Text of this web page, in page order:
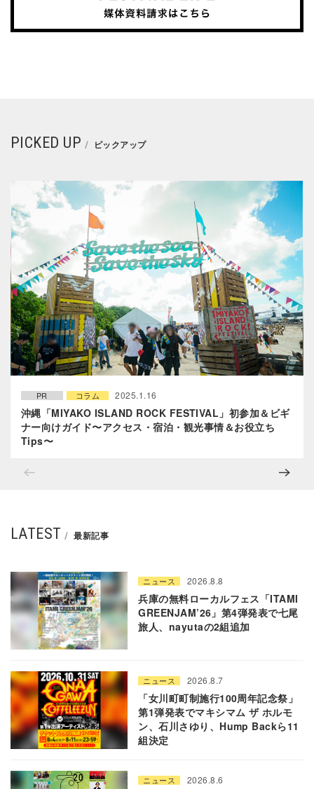
PICKED UP ピックアップ
PR コラム 2025.1.16
沖縄「MIYAKO ISLAND ROCK FESTIVAL」初参加＆ビギ
ナー向けガイド〜アクセス・宿泊・観光事情＆お役立ち
Tips〜
LATEST 最新記事
ニュース 2026.8.8
兵庫の無料ローカルフェス「ITAMI
GREENJAM’26」第4弾発表で七尾
旅人、nayutaの2組追加
ニュース 2026.8.7
「女川町町制施行100周年記念祭」
第1弾発表でマキシマム ザ ホルモ
ン、石川さゆり、Hump Backら11
組決定
ニュース 2026.8.6